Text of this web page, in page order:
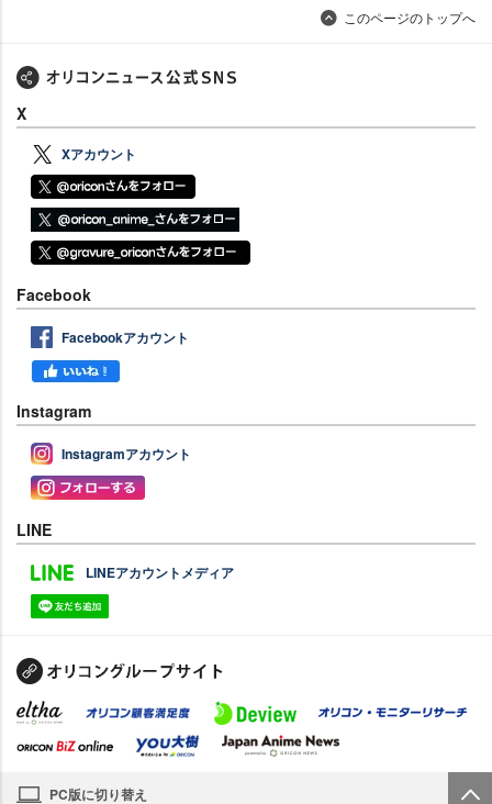
このページのトップへ
X
Xアカウント
Facebook
Facebookアカウント
Instagram
Instagramアカウント
LINE
LINEアカウントメディア
PC版に切り替え